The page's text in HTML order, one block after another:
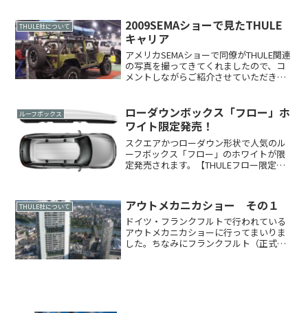
アップの220,00...
THULE社について
2009SEMAショーで見たTHULE
キャリア
アメリカSEMAショーで同僚がTHULE関連
の写真を撮ってきてくれましたので、コ
メントしながらご紹介させていただきま
ツールメーカー「DEWALT」
（Black&De...
ルーフボックス
ローダウンボックス「フロー」ホ
ワイト限定発売！
スクエアかつローダウン形状で人気のル
ーフボックス「フロー」のホワイトが限
定発売されます。【THULEフロー限定ホ
THULE社について アウトメカニカショー その１
ドイツ・フランクフルトで行われている
アウトメカニカショーに行ってまいりま
した。ちなみにフランクフルト（正式に